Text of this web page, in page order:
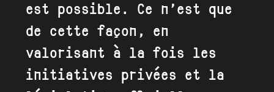
est possible. Ce n’est que
de cette façon, en
valorisant à la fois les
initiatives privées et la